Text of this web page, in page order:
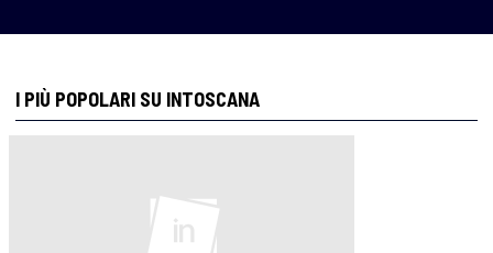
I PIÙ POPOLARI SU INTOSCANA